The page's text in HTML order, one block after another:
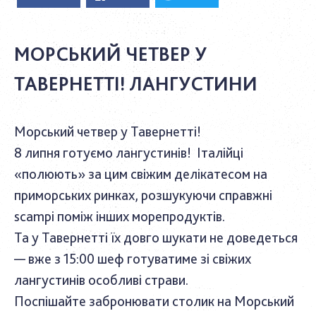
МОРСЬКИЙ ЧЕТВЕР У
ТАВЕРНЕТТІ! ЛАНГУСТИНИ
Морський четвер у Тавернетті!
8 липня готуємо лангустинів! Італійці
«полюють» за цим свіжим делікатесом на
приморських ринках, розшукуючи справжні
scampi поміж інших морепродуктів.
Та у Тавернетті їх довго шукати не доведеться
— вже з 15:00 шеф готуватиме зі свіжих
лангустинів особливі страви.
Поспішайте забронювати столик на Морський